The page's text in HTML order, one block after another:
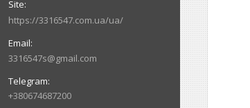
https://3316547.com.ua/ua/
3316547s@gmail.com
+380674687200